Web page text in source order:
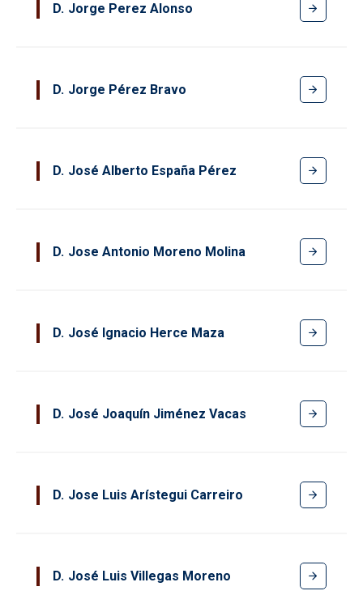
D Jorge Perez Alonso
D Jorge Pérez Bravo
D José Alberto España Pérez
D Jose Antonio Moreno Molina
D José Ignacio Herce Maza
D José Joaquín Jiménez Vacas
D Jose Luis Arístegui Carreiro
D José Luis Villegas Moreno